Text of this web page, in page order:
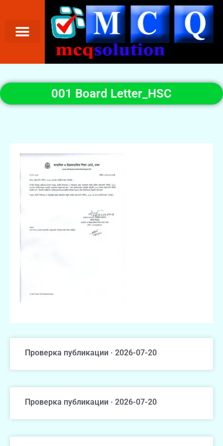
001 Board Letter_HSC
Проверка публикации · 2026-07-20
Проверка публикации · 2026-07-20